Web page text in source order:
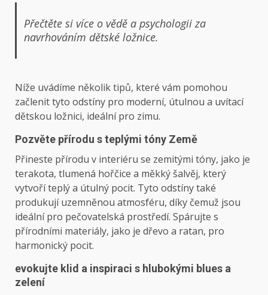
Přečtěte si více o vědě a psychologii za
navrhováním dětské ložnice.
Níže uvádíme několik tipů, které vám pomohou
začlenit tyto odstíny pro moderní, útulnou a uvítací
dětskou ložnici, ideální pro zimu.
Pozvěte přírodu s teplými tóny Země
Přineste přírodu v interiéru se zemitými tóny, jako je
terakota, tlumená hořčice a měkký šalvěj, který
vytvoří teplý a útulný pocit. Tyto odstíny také
produkují uzemněnou atmosféru, díky čemuž jsou
ideální pro pečovatelská prostředí. Spárujte s
přírodními materiály, jako je dřevo a ratan, pro
harmonický pocit.
evokujte klid a inspiraci s hlubokými blues a
zelení